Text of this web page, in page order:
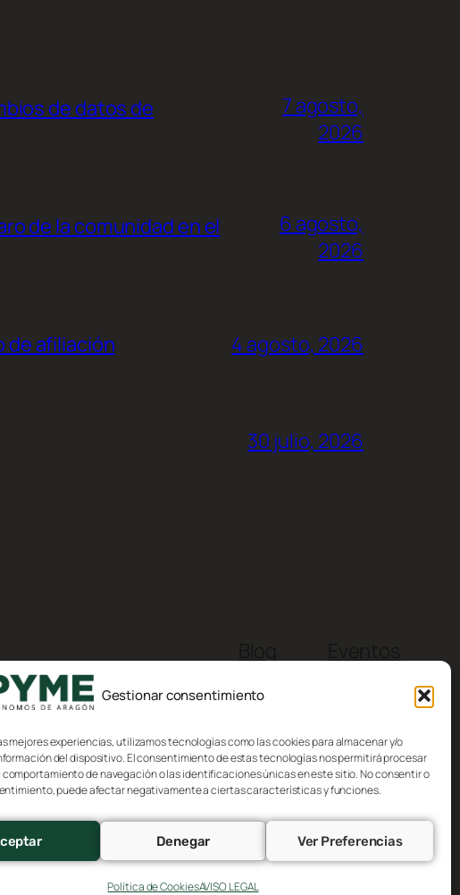
Gestionar consentimiento
mejores experiencias, utilizamos tecnologías como las cookies para almacenar y/o
del dispositivo. El consentimiento de estas tecnologías nos permitirá procesar
de navegación o las identificaciones únicas en este sitio. No consentir o
puede afectar negativamente a ciertas características y funciones.
Denegar Ver Preferencias
Política de CookiesAVISO LEGAL
de datos de
7 agosto,
2026
de la comunidad en el
6 agosto,
2026
de afiliación 4 agosto, 2026
30 julio, 2026
FAQs
Autores
Temas
Diseñado conWordPress